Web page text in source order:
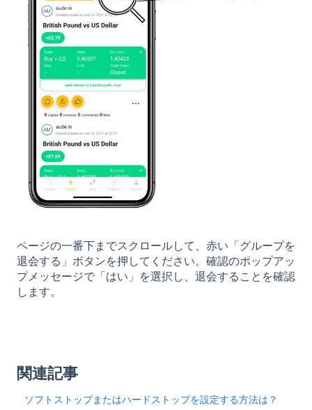
ページの一番下までスクロールして、赤い「グループを
退会する」ボタンを押してください。確認のポップアッ
プメッセージで「はい」を選択し、退会することを確認
します。
関連記事
ソフトストップまたはハードストップを設定する方法は？